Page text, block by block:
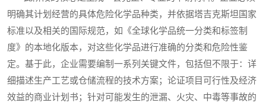
明确其计划经营的具体危险化学品种类，并依据塔吉克斯坦国家
标准以及相关的国际规范，如《全球化学品统一分类和标签制
度》的本地化版本，对这些化学品进行准确的分类和危险性鉴
定。基于此，企业需要编制一系列关键文件，包括但不限于：详
细描述生产工艺或仓储流程的技术方案；论证项目可行性及经济
效益的商业计划书；针对可能发生的泄漏、火灾、中毒等事故的